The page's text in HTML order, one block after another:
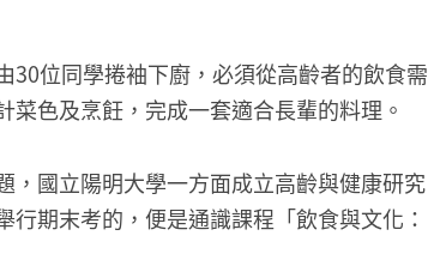
位同學捲袖下廚，必須從高齡者的飲食需
色及烹飪，完成一套適合長輩的料理。
，國立陽明大學一方面成立高齡與健康研究
期末考的，便是通識課程「飲食與文化：